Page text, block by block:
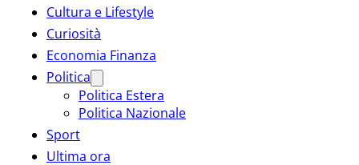
Cultura e Lifestyle
Curiosità
Economia Finanza
Politica
Politica Estera
Politica Nazionale
Sport
Ultima ora